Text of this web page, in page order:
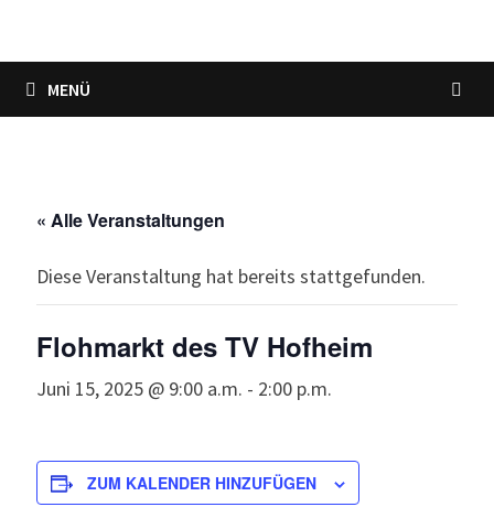
MENÜ
« Alle Veranstaltungen
Diese Veranstaltung hat bereits stattgefunden.
Flohmarkt des TV Hofheim
Juni 15, 2025 @ 9:00 a.m. - 2:00 p.m.
ZUM KALENDER HINZUFÜGEN